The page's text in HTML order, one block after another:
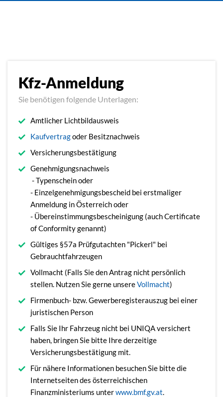
Kfz-Anmeldung
Sie benötigen folgende Unterlagen:
Amtlicher Lichtbildausweis
Kaufvertragoder Besitznachweis
Versicherungsbestätigung
Genehmigungsnachweis
- Typenschein oder
- Einzelgenehmigungsbescheid bei erstmaliger
Anmeldung in Österreich oder
- Übereinstimmungsbescheinigung (auch Certificate
of Conformity genannt)
Gültiges §57a Prüfgutachten "Pickerl" bei
Gebrauchtfahrzeugen
Vollmacht (Falls Sie den Antrag nicht persönlich
stellen. Nutzen Sie gerne unsereVollmacht)
Firmenbuch- bzw. Gewerberegisterauszug bei einer
juristischen Person
Falls Sie Ihr Fahrzeug nicht bei UNIQA versichert
haben, bringen Sie bitte Ihre derzeitige
Versicherungsbestätigung mit.
Für nähere Informationen besuchen Sie bitte die
Internetseiten des österreichischen
Finanzministeriums unterwww.bmf.gv.at.